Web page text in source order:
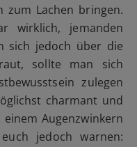
zum Lachen bringen.
wirklich, jemanden
sich jedoch über die
sollte man sich
zulegen
charmant und
Augenzwinkern
jedoch warnen: